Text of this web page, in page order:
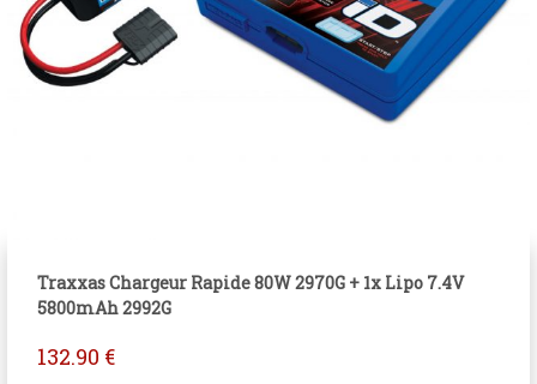
Traxxas Chargeur Rapide 80W 2970G + 1x Lipo 7.4V
5800mAh 2992G
132.90 €